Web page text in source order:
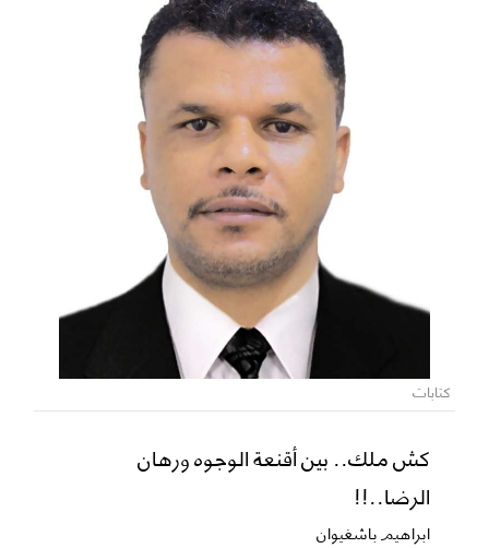
كتابات
كش ملك.. بين أقنعة الوجوه ورهان
الرضا..!!
ابراهيم باشغيوان